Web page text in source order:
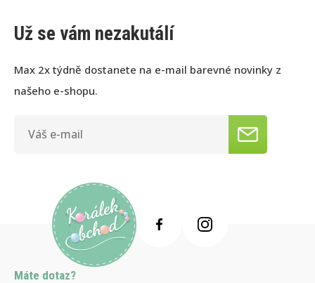
Už se vám nezakutálí
Max 2x týdně dostanete na e-mail barevné novinky z
našeho e-shopu.
Máte dotaz?